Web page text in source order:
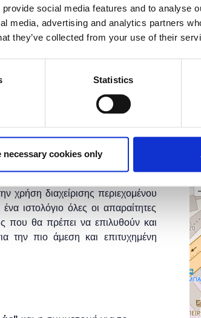
social media features and to analyse
media, advertising and analytics partners
they’ve collected from your use of their
Statistics
necessary cookies only
Ποσότητα
Η περίοδος εγγραφών
Εκπαίδευσης (Δημόσιας και
εργαλεία τα οποία προωθούν και
θα μάθουν πως μπορούν να
ένα ιστολόγιο επιτυχώς. Σκοπός
χρήση διαχείρισης περιεχομένου
ιστολόγιο όλες οι απαραίτητες
που θα πρέπει να επιλυθούν και
την πιο άμεση και επιτυχημένη